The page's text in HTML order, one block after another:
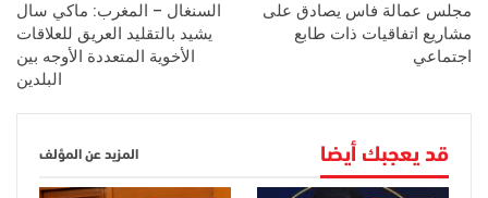
مجلس عمالة فاس يصادق على
مشاريع اتفاقيات ذات طابع
اجتماعي
السنغال – المغرب: ماكي سال
يشيد بالتقليد العريق للعلاقات
الأخوية المتعددة الأوجه بين
البلدين
قد يعجبك أيضا المزيد عن المؤلف